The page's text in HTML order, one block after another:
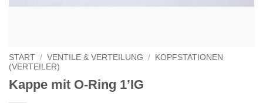
START / VENTILE & VERTEILUNG /
KOPFSTATIONEN
(VERTEILER)
Kappe mit O-Ring 1’IG